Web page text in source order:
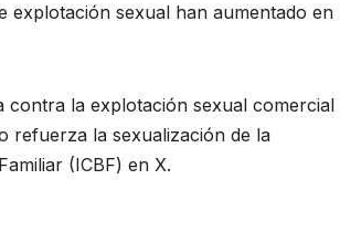
explotación sexual han aumentado en
contra la explotación sexual comercial
refuerza la sexualización de la
(ICBF) en X.